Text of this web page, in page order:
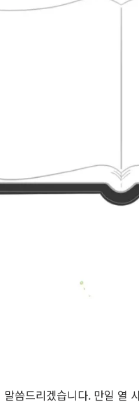
씀드리겠습니다. 만일 열